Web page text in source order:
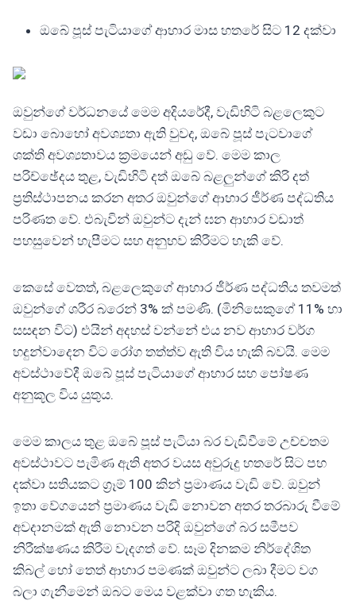
ඔබේ පූස් පැටියාගේ ආහාර මාස හතරේ සිට 12 දක්වා
ඔවුන්ගේ වර්ධනයේ මෙම අදියරේදී, වැඩිහිටි බළලෙකුට
වඩා බොහෝ අවශ්‍යතා ඇති වුවද, ඔබේ පූස් පැටවාගේ
ශක්ති අවශ්‍යතාවය ක්‍රමයෙන් අඩු වේ. මෙම කාල
පරිච්ඡේදය තුළ, වැඩිහිටි දත් ඔබේ බළලුන්ගේ කිරි දත්
ප්‍රතිස්ථාපනය කරන අතර ඔවුන්ගේ ආහාර ජීර්ණ පද්ධතිය
පරිණත වේ. එබැවින් ඔවුන්ට දැන් ඝන ආහාර වඩාත්
පහසුවෙන් හැපීමට සහ අනුභව කිරීමට හැකි වේ.
කෙසේ වෙතත්, බළලෙකුගේ ආහාර ජීර්ණ පද්ධතිය තවමත්
ඔවුන්ගේ ශරීර බරෙන් 3% ක් පමණි. (මිනිසෙකුගේ 11% හා
සසඳන විට) එයින් අදහස් වන්නේ එය නව ආහාර වර්ග
හදුන්වාදෙන විට රෝග තත්ත්ව ඇති විය හැකි බවයි. මෙම
අවස්ථාවේදී ඔබේ පූස් පැටියාගේ ආහාර සහ පෝෂණ
අනුකූල විය යුතුය.
මෙම කාලය තුළ ඔබේ පූස් පැටියා බර වැඩිවීමේ උච්චතම
අවස්ථාවට පැමිණ ඇති අතර වයස අවුරුදු හතරේ සිට පහ
දක්වා සතියකට ග්‍රෑම් 100 කින් ප්‍රමාණය වැඩි වේ. ඔවුන්
ඉතා වේගයෙන් ප්‍රමාණය වැඩි නොවන අතර තරබාරු වීමේ
අවදානමක් ඇති නොවන පරිදි ඔවුන්ගේ බර සමීපව
නිරීක්ෂණය කිරීම වැදගත් වේ. සෑම දිනකම නිර්දේශිත
කිබල් හෝ තෙත් ආහාර පමණක් ඔවුන්ට ලබා දීමට වග
බලා ගැනීමෙන් ඔබට මෙය වළක්වා ගත හැකිය.